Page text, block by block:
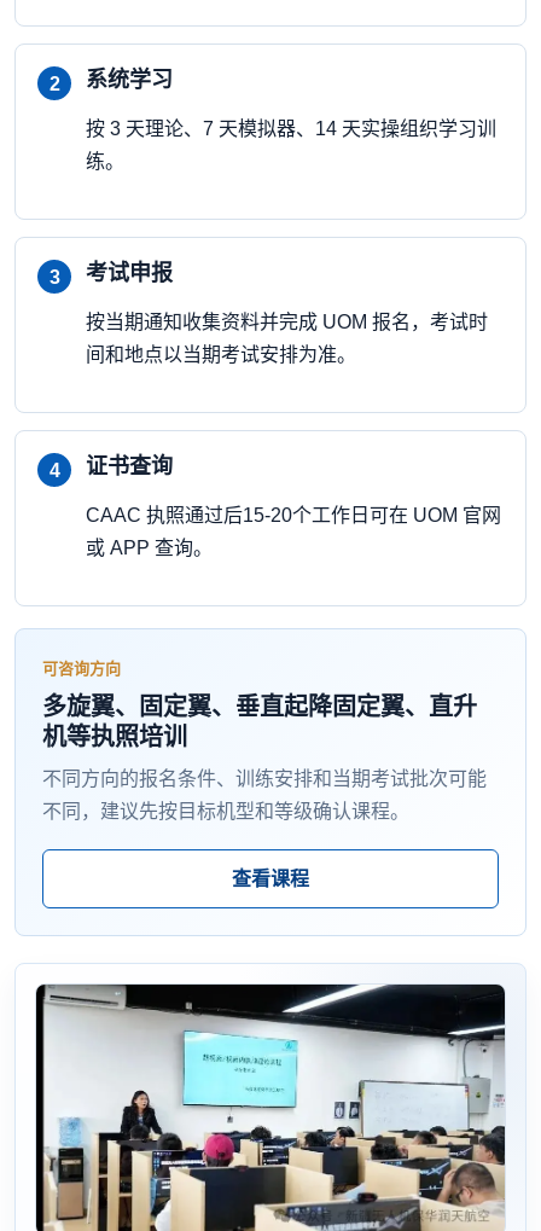
系统学习
按 3 天理论、7 天模拟器、14 天实操组织学习训
练。
考试申报
按当期通知收集资料并完成 UOM 报名，考试时
间和地点以当期考试安排为准。
证书查询
CAAC 执照通过后15-20个工作日可在 UOM 官网
或 APP 查询。
可咨询方向
多旋翼、固定翼、垂直起降固定翼、直升
机等执照培训
不同方向的报名条件、训练安排和当期考试批次可能
不同，建议先按目标机型和等级确认课程。
查看课程